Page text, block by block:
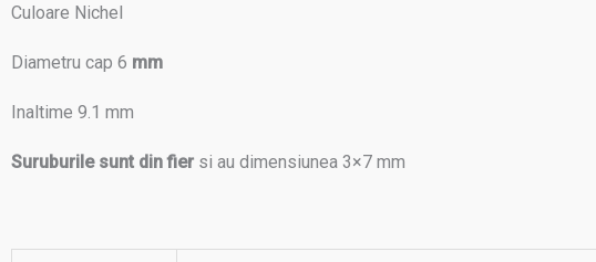
Culoare Nichel
Diametru cap 6 mm
Inaltime 9.1 mm
Suruburile sunt din fier si au dimensiunea 3×7 mm